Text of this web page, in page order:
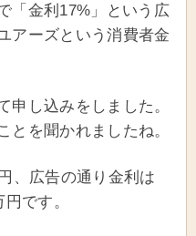
「金利17%」という広
アーズという消費者金
申し込みをしました。
とを聞かれましたね。
、広告の通り金利は
です。